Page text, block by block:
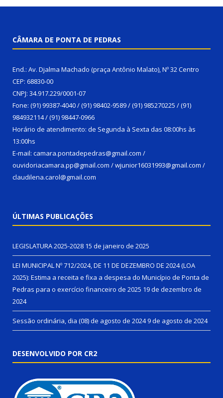
CÂMARA DE PONTA DE PEDRAS
End.: Av. Djalma Machado (praça Antônio Malato), Nº 32 Centro
CEP: 68830-00
CNPJ: 34.917.229/0001-07
Fone: (91) 99387-4040 / (91) 98402-9589 / (91) 985270225 / (91)
984932114 / (91) 98447-0966
Horário de atendimento: de Segunda à Sexta das 08:00hs às
13:00hs
E-mail: camara.pontadepedras@gmail.com /
ouvidoriacamara.pp@gmail.com / wjunior16031993@gmail.com /
claudilena.carol@gmail.com
ÚLTIMAS PUBLICAÇÕES
LEGISLATURA 2025-2028 15 de janeiro de 2025
LEI MUNICIPAL Nº 712/2024, DE 11 DE DEZEMBRO DE 2024 (LOA
2025): Estima a receita e fixa a despesa do Município de Ponta de
Pedras para o exercício financeiro de 2025 19 de dezembro de
2024
Sessão ordinária, dia (08) de agosto de 20249 de agosto de 2024
DESENVOLVIDO POR CR2